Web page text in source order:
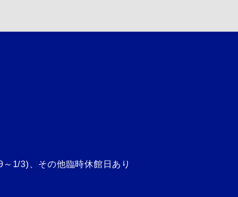
1/3)、その他臨時休館日あり